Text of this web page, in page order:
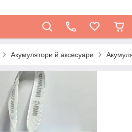
Акумулятори й аксесуари